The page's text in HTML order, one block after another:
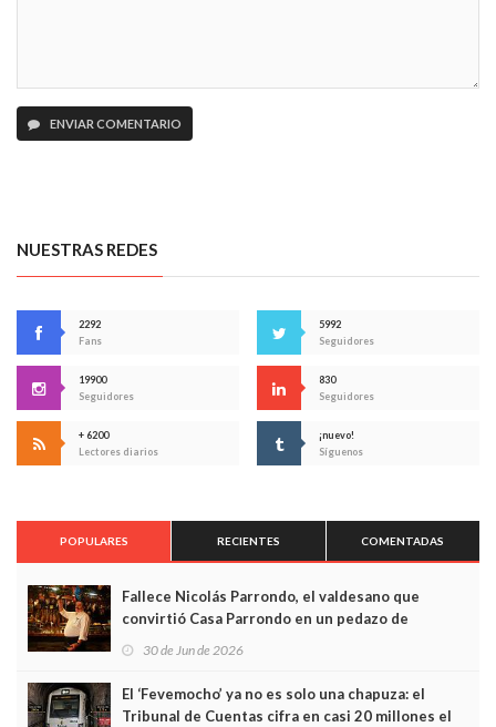
ENVIAR COMENTARIO
NUESTRAS REDES
2292
Fans
5992
Seguidores
19900
Seguidores
830
Seguidores
+ 6200
Lectores diarios
¡nuevo!
Síguenos
POPULARES RECIENTES COMENTADAS
Fallece Nicolás Parrondo, el valdesano que
convirtió Casa Parrondo en un pedazo de
Asturias en Madrid
30 de Jun de 2026
El ‘Fevemocho’ ya no es solo una chapuza: el
Tribunal de Cuentas cifra en casi 20 millones el